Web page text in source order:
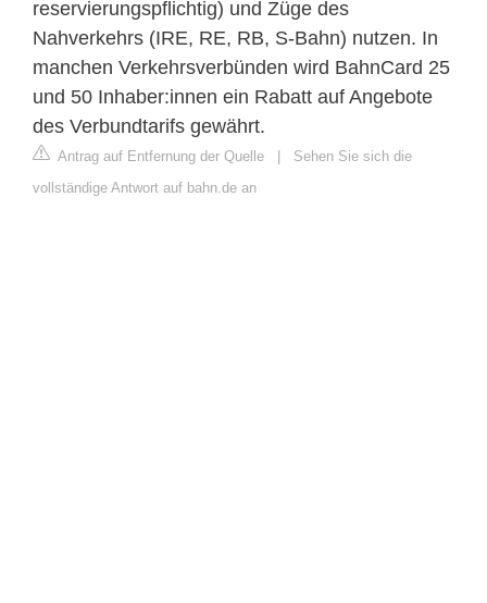
reservierungspflichtig) und Züge des
Nahverkehrs (IRE, RE, RB, S-Bahn) nutzen. In
manchen Verkehrsverbünden wird BahnCard 25
und 50 Inhaber:innen ein Rabatt auf Angebote
des Verbundtarifs gewährt.
Antrag auf Entfernung der Quelle | Sehen Sie sich die
vollständige Antwort auf bahn.de an